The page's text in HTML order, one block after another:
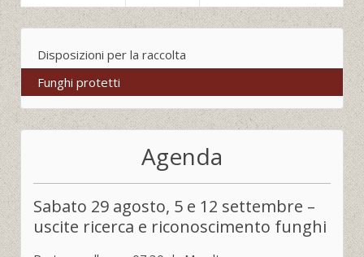
Disposizioni per la raccolta
Funghi protetti
Agenda
Sabato 29 agosto, 5 e 12 settembre –
uscite ricerca e riconoscimento funghi